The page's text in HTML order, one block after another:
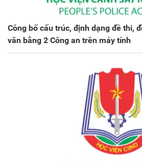
Công bố cấu trúc, định dạng đề thi,
văn bằng 2 Công an trên máy tính